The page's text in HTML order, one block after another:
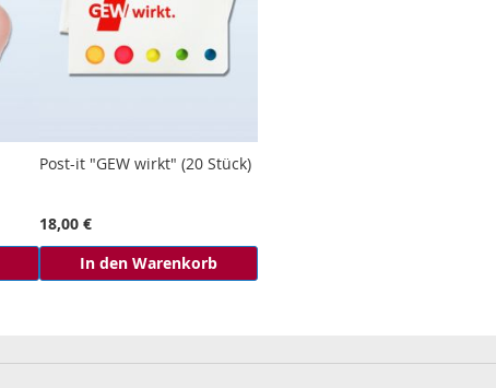
Post-it "GEW wirkt" (20 Stück)
18,00 €
In den Warenkorb